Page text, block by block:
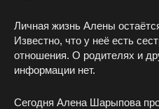
Личная жизнь Алены
Известно, что у неё есть
отношения. О родителях и
информации нет.
Сегодня Алена Шарыпова